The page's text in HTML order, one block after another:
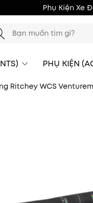
Phụ Kiện Xe
PHỤ KIỆN
Ritchey WCS